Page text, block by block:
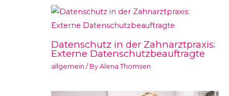
Datenschutz in der Zahnarztpraxis:
Externe Datenschutzbeauftragte
allgemein / By Alena Thomsen